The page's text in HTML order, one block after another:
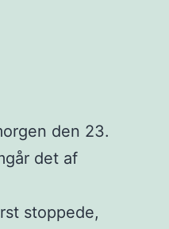
den 23.
det af
stoppede,